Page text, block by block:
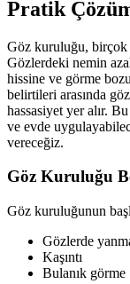
Pratik
Göz kuruluğu, birçok
Gözlerdeki nemin
hissine ve görme
belirtileri arasında
hassasiyet yer alır.
ve evde
vereceğiz.
Göz Kuruluğu
Göz kuruluğunun
Gözlerde
Kaşıntı
Bulanık görme